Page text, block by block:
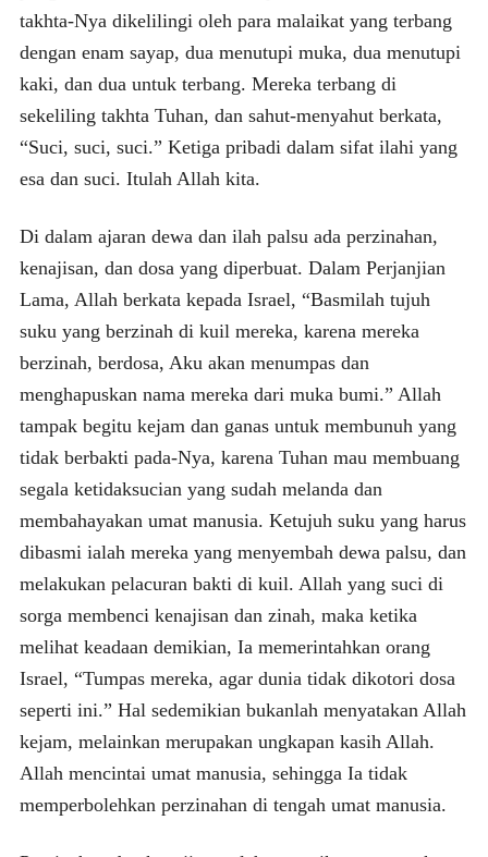
takhta-Nya dikelilingi oleh para malaikat yang terbang
dengan enam sayap, dua menutupi muka, dua menutupi
kaki, dan dua untuk terbang. Mereka terbang di
sekeliling takhta Tuhan, dan sahut-menyahut berkata,
“Suci, suci, suci.” Ketiga pribadi dalam sifat ilahi yang
esa dan suci. Itulah Allah kita.
Di dalam ajaran dewa dan ilah palsu ada perzinahan,
kenajisan, dan dosa yang diperbuat. Dalam Perjanjian
Lama, Allah berkata kepada Israel, “Basmilah tujuh
suku yang berzinah di kuil mereka, karena mereka
berzinah, berdosa, Aku akan menumpas dan
menghapuskan nama mereka dari muka bumi.” Allah
tampak begitu kejam dan ganas untuk membunuh yang
tidak berbakti pada-Nya, karena Tuhan mau membuang
segala ketidaksucian yang sudah melanda dan
membahayakan umat manusia. Ketujuh suku yang harus
dibasmi ialah mereka yang menyembah dewa palsu, dan
melakukan pelacuran bakti di kuil. Allah yang suci di
sorga membenci kenajisan dan zinah, maka ketika
melihat keadaan demikian, Ia memerintahkan orang
Israel, “Tumpas mereka, agar dunia tidak dikotori dosa
seperti ini.” Hal sedemikian bukanlah menyatakan Allah
kejam, melainkan merupakan ungkapan kasih Allah.
Allah mencintai umat manusia, sehingga Ia tidak
memperbolehkan perzinahan di tengah umat manusia.